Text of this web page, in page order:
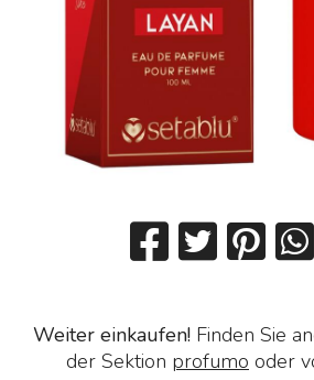
Weiter einkaufen! Finden Sie
der Sektion profumo oder